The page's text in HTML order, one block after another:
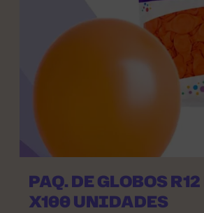
PAQ. DE GLOBOS
X100 UNIDADES